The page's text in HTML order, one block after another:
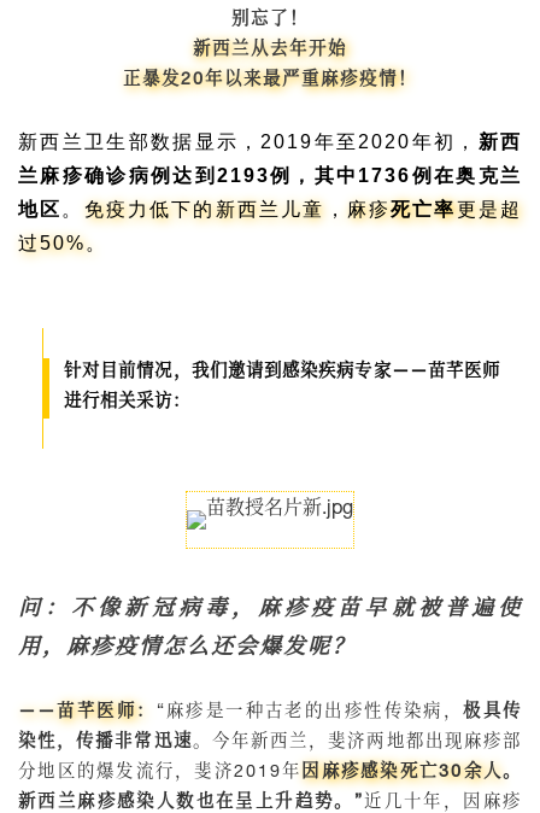
别忘了！
新西兰从去年开始
正暴发20年以来最严重麻疹疫情！
新西兰卫生部数据显示，2019年至2020年初， 新西
兰麻疹确诊病例达到2193例，其中1736例在奥克兰
地区 。 免疫力低下的新西兰儿童，麻疹死亡率更是超
过50%。
针对目前情况，我们邀请到感染疾病专家——苗芊医师
进行相关采访：
问：不像新冠病毒，麻疹疫苗早就被普遍使
用，麻疹疫情怎么还会爆发呢？
——苗芊医师： “麻疹是一种古老的出疹性传染病，极具传
染性，传播非常迅速。今年新西兰，斐济两地都出现麻疹部
分地区的爆发流行，斐济2019年 因麻疹感染死亡30余人。
新西兰麻疹感染人数也在呈上升趋势。” 近几十年，因麻疹